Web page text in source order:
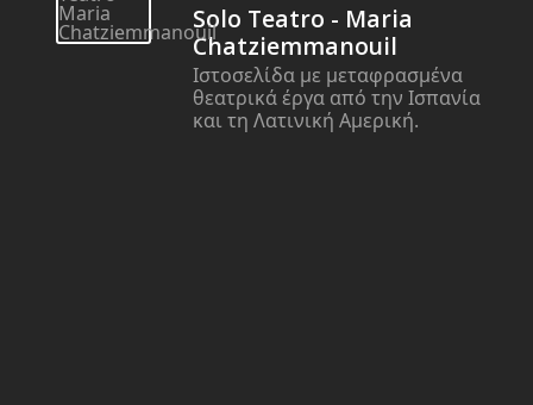
Solo Teatro - Maria
Chatziemmanouil
Ιστοσελίδα με μεταφρασμένα
θεατρικά έργα από την Ισπανία
και τη Λατινική Αμερική.